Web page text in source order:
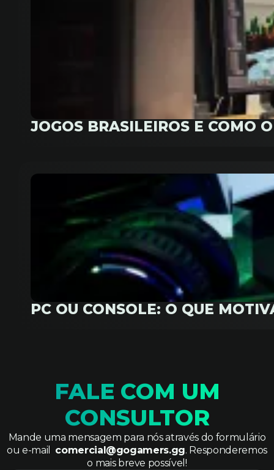
JOGOS BRASILEIROS E COMO
PC OU CONSOLE: O QUE
FALE COM UM
CONSULTOR
Mande uma mensagem para nós através do formulário
ou e-mail comercial@gogamers.gg. Responderemos
o mais breve possível!